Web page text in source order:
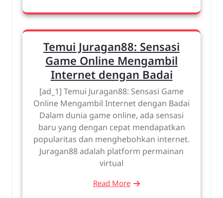
Temui Juragan88: Sensasi
Game Online Mengambil
Internet dengan Badai
[ad_1] Temui Juragan88: Sensasi Game
Online Mengambil Internet dengan Badai
Dalam dunia game online, ada sensasi
baru yang dengan cepat mendapatkan
popularitas dan menghebohkan internet.
Juragan88 adalah platform permainan
virtual
Read More